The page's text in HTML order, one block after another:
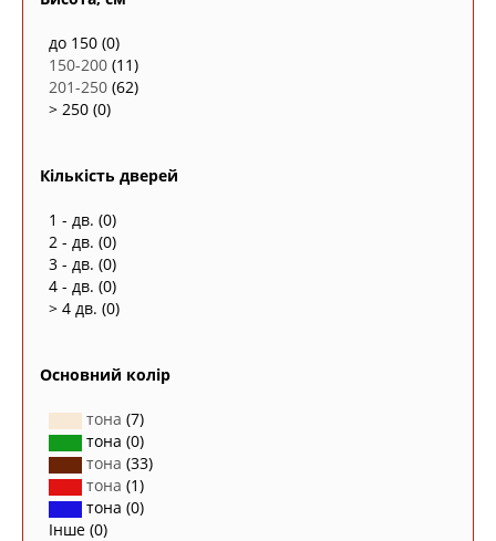
до 150 (0)
150-200 (11)
201-250 (62)
> 250 (0)
Кількість дверей
1 - дв. (0)
2 - дв. (0)
3 - дв. (0)
4 - дв. (0)
> 4 дв. (0)
Основний колір
тона (7)
тона (0)
тона (33)
тона (1)
тона (0)
Інше (0)